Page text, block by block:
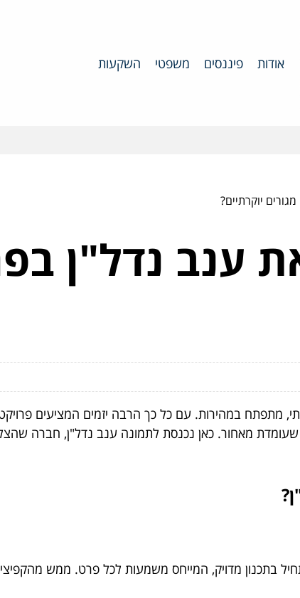
אודות פיננסים משפטי השקעות
יוקרתיים?
ענב נדל"ן
מתפתח במהירות. עם כל כך הרבה יזמים המציעים
מאחור. כאן נכנסת לתמונה ענב נדל"ן, חברה
בתכנון מדויק, המייחס משמעות לכל פרט. ממש